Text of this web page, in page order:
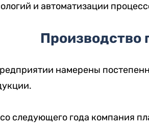
и автоматизации
Производство
намерены
следующего года компания